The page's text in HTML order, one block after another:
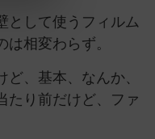
として使うフィルム
相変わらず。
、基本、なんか、
たり前だけど、ファ